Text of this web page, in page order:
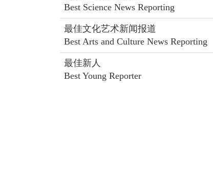
Best Science News Reporting
最佳文化艺术新闻报道
Best Arts and Culture News Reporting
最佳新人
Best Young Reporter